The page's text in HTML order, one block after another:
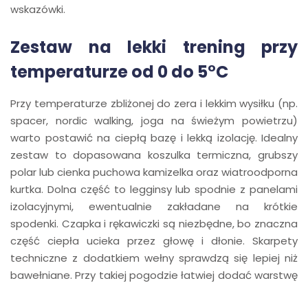
wskazówki.
Zestaw na lekki trening przy
temperaturze od 0 do 5°C
Przy temperaturze zbliżonej do zera i lekkim wysiłku (np.
spacer, nordic walking, joga na świeżym powietrzu)
warto postawić na ciepłą bazę i lekką izolację. Idealny
zestaw to dopasowana koszulka termiczna, grubszy
polar lub cienka puchowa kamizelka oraz wiatroodporna
kurtka. Dolna część to legginsy lub spodnie z panelami
izolacyjnymi, ewentualnie zakładane na krótkie
spodenki. Czapka i rękawiczki są niezbędne, bo znaczna
część ciepła ucieka przez głowę i dłonie. Skarpety
techniczne z dodatkiem wełny sprawdzą się lepiej niż
bawełniane. Przy takiej pogodzie łatwiej dodać warstwę